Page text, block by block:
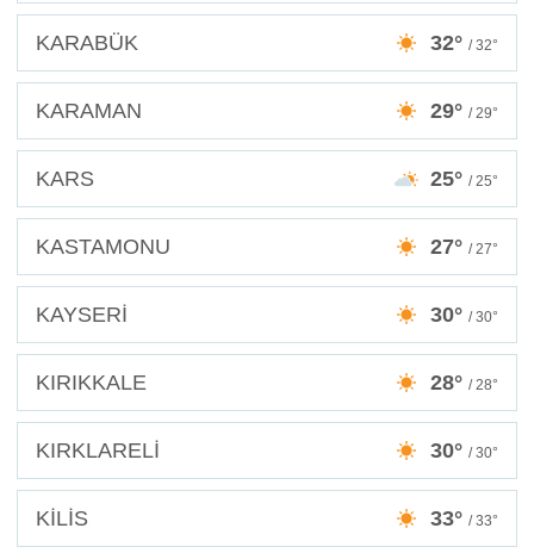
KARABÜK 32° / 32°
KARAMAN 29° / 29°
KARS 25° / 25°
KASTAMONU 27° / 27°
KAYSERİ 30° / 30°
KIRIKKALE 28° / 28°
KIRKLARELİ 30° / 30°
KİLİS 33° / 33°